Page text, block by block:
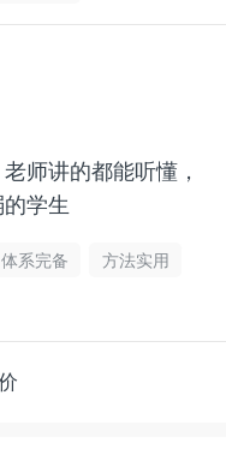
师讲的都能听懂，
学生
体系完备
方法实用